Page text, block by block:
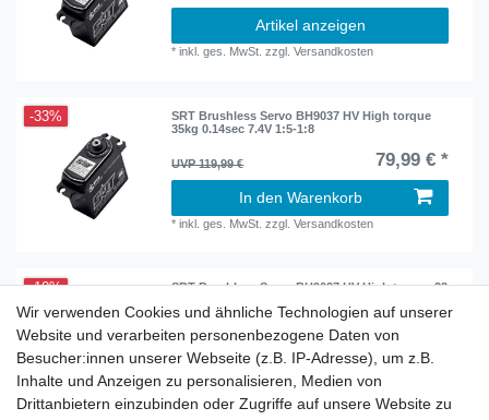
Artikel anzeigen
*inkl. ges. MwSt. zzgl.Versandkosten
-33%
SRT Brushless Servo BH9037 HV High torque
35kg 0.14sec 7.4V 1:5-1:8
UVP 119,99 € 79,99 € *
In den Warenkorb
*inkl. ges. MwSt. zzgl.Versandkosten
-10%
SRT Brushless Servo BH9027 HV High torque 23
UVP 99,99 € 89,99 € *
In den Warenkorb
Wir verwenden Cookies und ähnliche Technologien auf unserer
Website und verarbeiten personenbezogene Daten von
Besucher:innen unserer Webseite (z.B. IP-Adresse), um z.B.
Inhalte und Anzeigen zu personalisieren, Medien von
Drittanbietern einzubinden oder Zugriffe auf unsere Website zu